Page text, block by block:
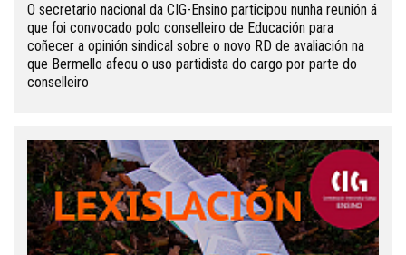
O secretario nacional da CIG-Ensino participou nunha reunión á
que foi convocado polo conselleiro de Educación para
coñecer a opinión sindical sobre o novo RD de avaliación na
que Bermello afeou o uso partidista do cargo por parte do
conselleiro